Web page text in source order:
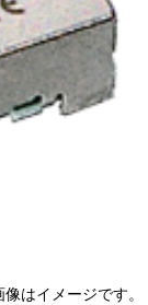
はイメージです。